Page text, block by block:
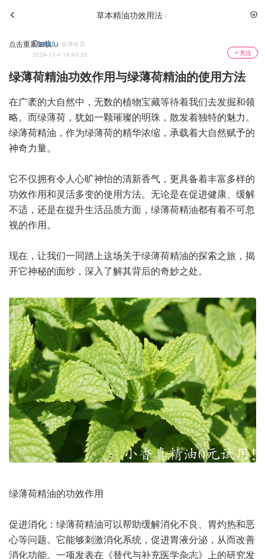
草本精油功效用法
点击重新加载
Dankiu 金牌会员
2024-10-4 16:43:20
关注
绿薄荷精油功效作用与绿薄荷精油的使用方法
在广袤的大自然中，无数的植物宝藏等待着我们去发掘和领
略。而绿薄荷，犹如一颗璀璨的明珠，散发着独特的魅力。
绿薄荷精油，作为绿薄荷的精华浓缩，承载着大自然赋予的
神奇力量。
它不仅拥有令人心旷神怡的清新香气，更具备着丰富多样的
功效作用和灵活多变的使用方法。无论是在促进健康、缓解
不适，还是在提升生活品质方面，绿薄荷精油都有着不可忽
视的作用。
现在，让我们一同踏上这场关于绿薄荷精油的探索之旅，揭
开它神秘的面纱，深入了解其背后的奇妙之处。
绿薄荷精油的功效作用
促进消化：绿薄荷精油可以帮助缓解消化不良、胃灼热和恶
心等问题。它能够刺激消化系统，促进胃液分泌，从而改善
消化功能。一项发表在《替代与补充医学杂志》上的研究发